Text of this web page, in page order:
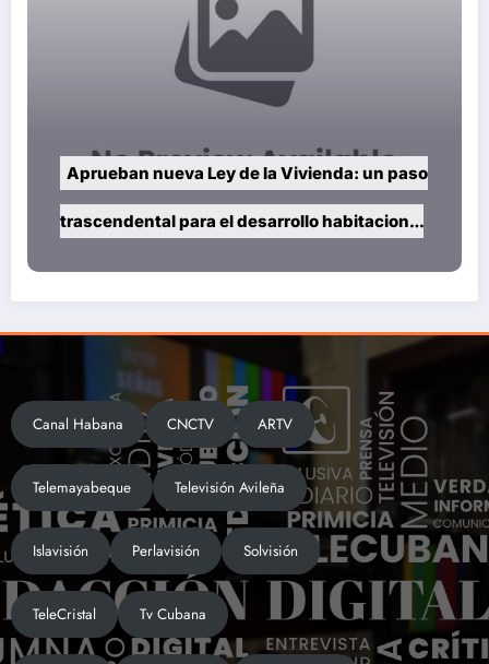
Aprueban nueva Ley de la Vivienda: un paso
trascendental para el desarrollo habitacional
del país
Canal Habana CNCTV ARTV
Telemayabeque Televisión Avileña
Islavisión Perlavisión Solvisión
TeleCristal Tv Cubana